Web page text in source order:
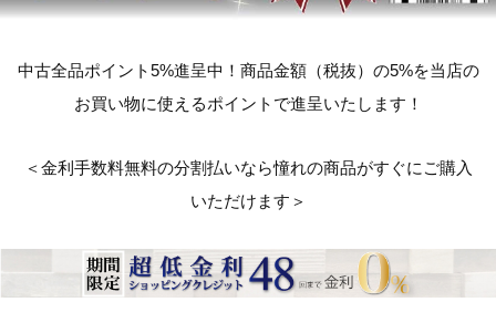
中古全品ポイント5%進呈中！商品金額（税抜）の5%を当店の
お買い物に使えるポイントで進呈いたします！
＜金利手数料無料の分割払いなら憧れの商品がすぐにご購入
いただけます＞